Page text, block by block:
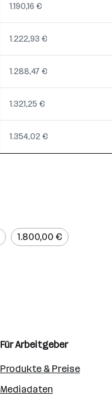
1.190,16 €
1.222,93 €
1.288,47 €
1.321,25 €
1.354,02 €
1.800,00 €
Für Arbeitgeber
Produkte & Preise
Mediadaten